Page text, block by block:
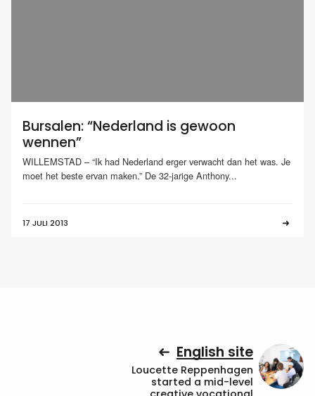
Bursalen: “Nederland is gewoon
wennen”
WILLEMSTAD – “Ik had Nederland erger verwacht dan het was. Je
moet het beste ervan maken.” De 32-jarige Anthony...
17 JULI 2013
English site
Loucette Reppenhagen
started a mid-level